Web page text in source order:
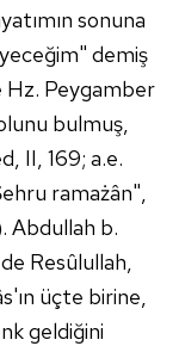
sonuna
demiş
Hz. Peygamber
bulmuş,
II, 169; a.e.
ramażân",
Abdullah b.
Resûlullah,
üçte birine,
geldiğini